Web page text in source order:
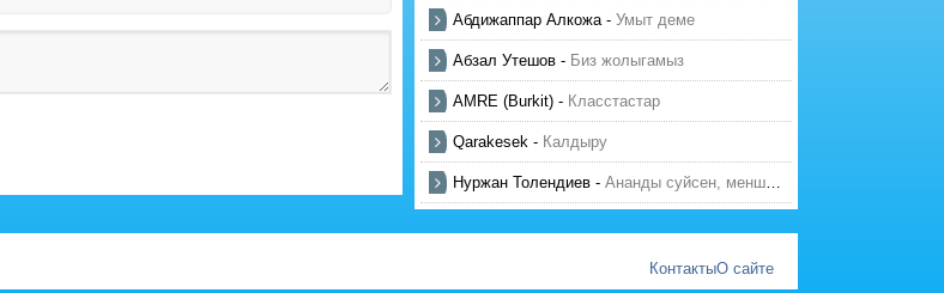
Абдижаппар Алкожа- Умыт деме
Абзал Утешов - Биз жолыгамыз
AMRE (Burkit) - Класстастар
Qarakesek - Калдыру
Нуржан Толендиев - Ананды суйсен, менше суй
КонтактыО сайте